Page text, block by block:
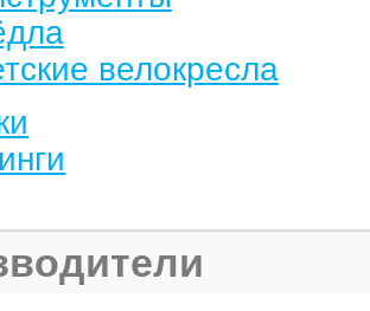
велокресла